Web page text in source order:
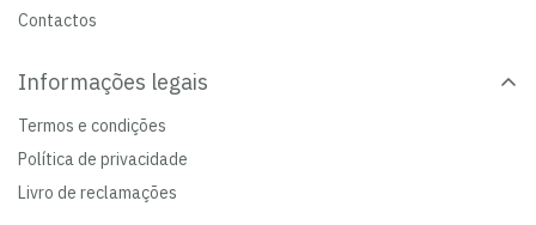
Contactos
Informações legais
Termos e condições
Política de privacidade
Livro de reclamações